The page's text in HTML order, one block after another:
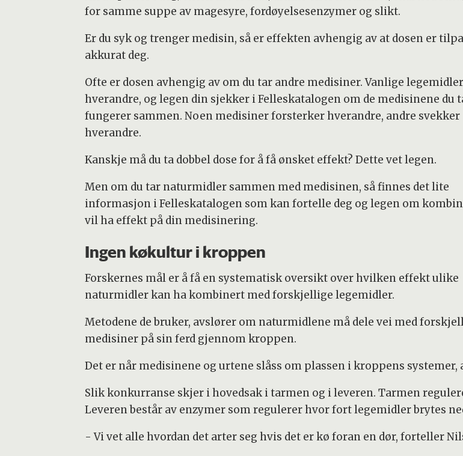
for samme suppe av magesyre, fordøyelsesenzymer og slikt.
Er du syk og trenger medisin, så er effekten avhengig av at dosen er
akkurat deg.
Ofte er dosen avhengig av om du tar andre medisiner. Vanlige
hverandre, og legen din sjekker i Felleskatalogen om de medisinene du
fungerer sammen. Noen medisiner forsterker hverandre, andre svekker
hverandre.
Kanskje må du ta dobbel dose for å få ønsket effekt? Dette vet legen.
Men om du tar naturmidler sammen med medisinen, så finnes det lite
informasjon i Felleskatalogen som kan fortelle deg og legen om
vil ha effekt på din medisinering.
Ingen køkultur i kroppen
Forskernes mål er å få en systematisk oversikt over hvilken effekt ulike
naturmidler kan ha kombinert med forskjellige legemidler.
Metodene de bruker, avslører om naturmidlene må dele vei med
medisiner på sin ferd gjennom kroppen.
Det er når medisinene og urtene slåss om plassen i kroppens
Slik konkurranse skjer i hovedsak i tarmen og i leveren. Tarmen
Leveren består av enzymer som regulerer hvor fort legemidler brytes
- Vi vet alle hvordan det arter seg hvis det er kø foran en dør, forteller